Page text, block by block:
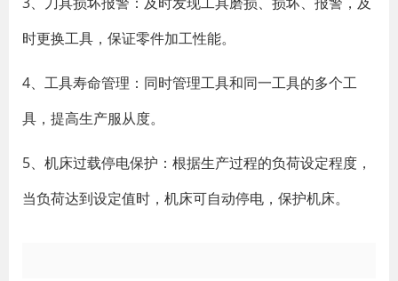
时更换工具，保证零件加工性能。
4、工具寿命管理：同时管理工具和同一工具的多个工
具，提高生产服从度。
5、机床过载停电保护：根据生产过程的负荷设定程度，
当负荷达到设定值时，机床可自动停电，保护机床。